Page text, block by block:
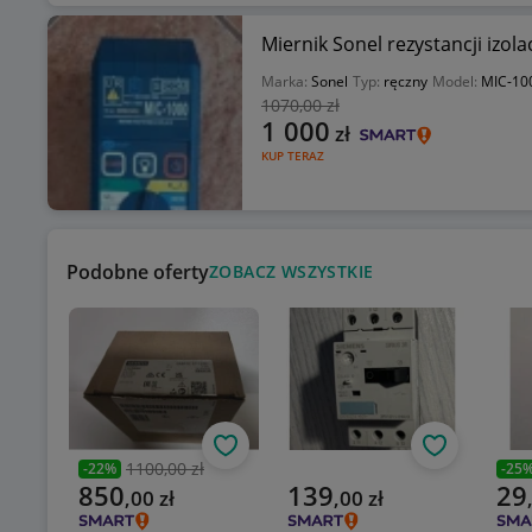
Miernik Sonel rezystancji
Marka: Sonel Typ: ręczny Model: MIC-
1070,00 zł
KUP TERAZ
1 000 zł
Podobne ofertyZOBACZ WSZYSTKIE
Poprzednia cena
-22% 1100,00 zł
Aktualna cena
850,00 zł
Obserwuj
Aktualna cena
139,00 zł
Obserwuj
-25
29,